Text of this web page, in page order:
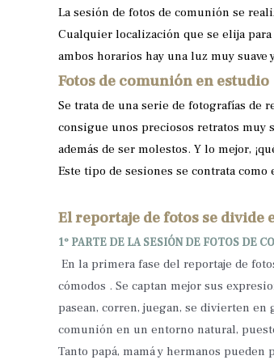
La sesión de fotos de comunión se
Cualquier localización que se elija para
ambos horarios hay una luz muy suave
Fotos de comunión en estudio
Se trata de una serie de fotografías de
consigue unos preciosos retratos muy
además de ser molestos. Y lo mejor,
Este tipo de sesiones se contrata
El reportaje de fotos se divide
1º PARTE DE LA SESIÓN DE FOTOS DE
En la primera fase del reportaje de
cómodos . Se captan mejor sus
pasean, corren, juegan, se divierten
comunión en un entorno natural,
Tanto papá, mamá y hermanos